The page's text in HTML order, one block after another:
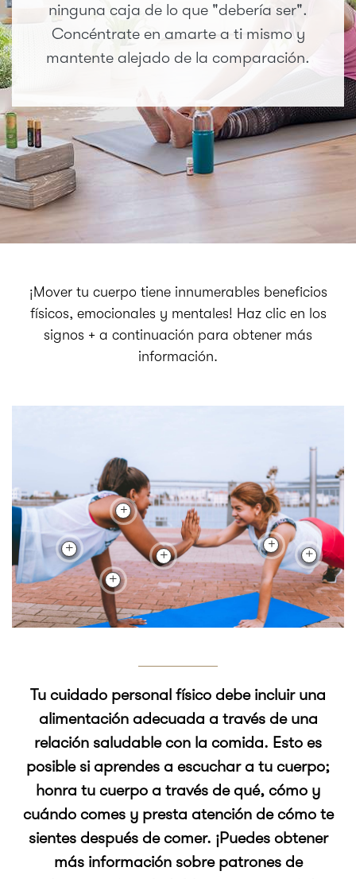
ninguna caja de lo que "debería ser".
Concéntrate en amarte a ti mismo y
mantente alejado de la comparación.
¡Mover tu cuerpo tiene innumerables beneficios
físicos, emocionales y mentales! Haz clic en los
signos + a continuación para obtener más
información.
Tu cuidado personal físico debe incluir una
alimentación adecuada a través de una
relación saludable con la comida. Esto es
posible si aprendes a escuchar a tu cuerpo;
honra tu cuerpo a través de qué, cómo y
cuándo comes y presta atención de cómo te
sientes después de comer. ¡Puedes obtener
más información sobre patrones de